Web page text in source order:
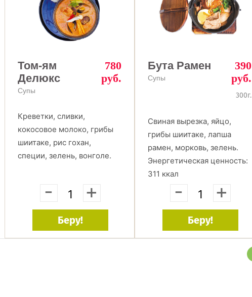
Том-ям
Делюкс
Супы
780
руб.
Креветки, сливки,
кокосовое молоко, грибы
шиитаке, рис гохан,
специи, зелень, вонголе.
- +
Беру!
Бута Рамен
Супы
390
руб.
300г.
Свиная вырезка, яйцо,
грибы шиитаке, лапша
рамен, морковь, зелень.
Энергетическая ценность:
311 ккал
- +
Беру!